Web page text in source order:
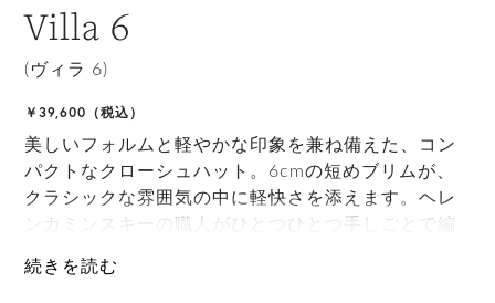
Villa 6
(ヴィラ 6)
￥39,600（税込）
美しいフォルムと軽やかな印象を兼ね備えた、コン
パクトなクローシュハット。6cmの短めブリムが、
クラシックな雰囲気の中に軽快さを添えます。ヘレ
ンカミンスキーの職人がひとつひとつ手しごとで編
フォートレスなスタイルを叶える一品です。丸めて